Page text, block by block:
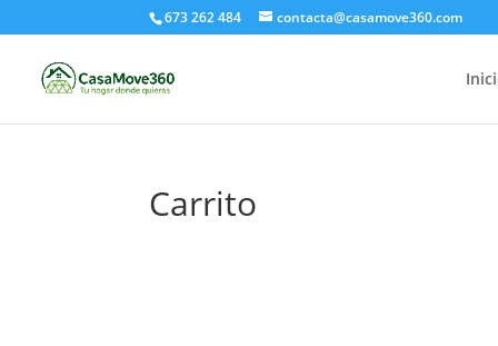
673 262 484 contacta@casamove360.com
Carrito